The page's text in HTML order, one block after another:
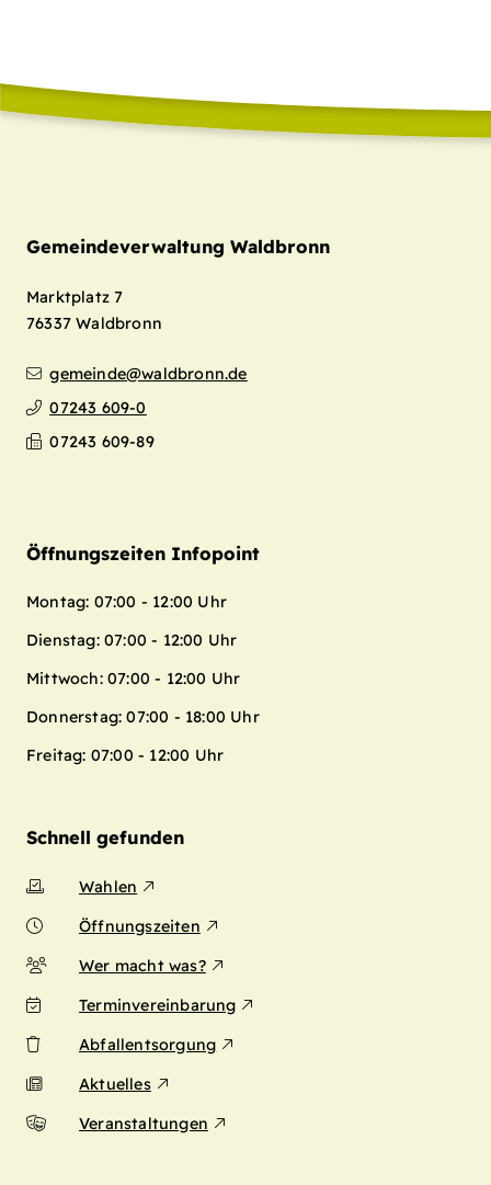
Gemeindeverwaltung Waldbronn
Marktplatz 7
76337 Waldbronn
gemeinde@waldbronn.de
07243 609-0
07243 609-89
Öffnungszeiten Infopoint
Montag: 07:00 - 12:00 Uhr
Dienstag: 07:00 - 12:00 Uhr
Mittwoch: 07:00 - 12:00 Uhr
Donnerstag: 07:00 - 18:00 Uhr
Freitag: 07:00 - 12:00 Uhr
Schnell gefunden
Wahlen
Öffnungszeiten
Wer macht was?
Terminvereinbarung
Abfallentsorgung
Aktuelles
Veranstaltungen